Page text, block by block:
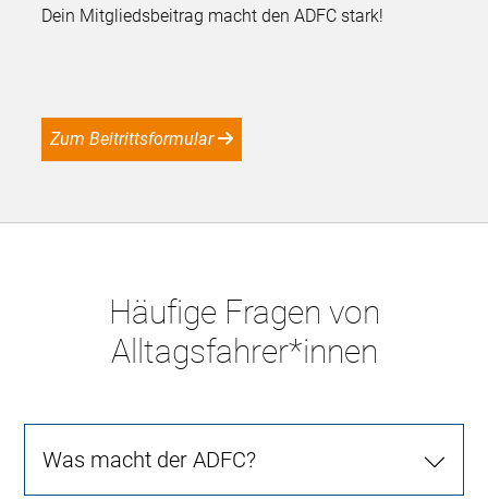
Dein Mitgliedsbeitrag macht den ADFC stark!
Zum Beitrittsformular
Häufige Fragen von
Alltagsfahrer*innen
Was macht der ADFC?